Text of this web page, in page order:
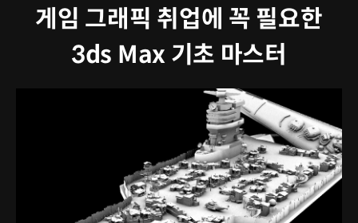
게임 그래픽 취업에 꼭 필요한
3ds Max 기초 마스터